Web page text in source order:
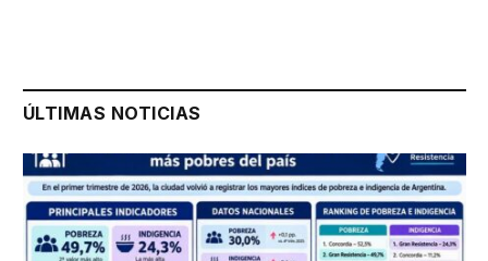
ÚLTIMAS NOTICIAS